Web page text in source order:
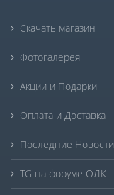
Скачать магазин
Фотогалерея
Акции и Подарки
Оплата и Доставка
Последние Новости
TG на форуме ОЛК